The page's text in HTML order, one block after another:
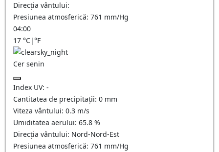
Direcția vântului:
Presiunea atmosferică: 761 mm/Hg
04:00
17 °C|°F
Cer senin
Index UV: -
Cantitatea de precipitații: 0 mm
Viteza vântului: 0.3 m/s
Umiditatea aerului: 65.8 %
Direcția vântului: Nord-Nord-Est
Presiunea atmosferică: 761 mm/Hg